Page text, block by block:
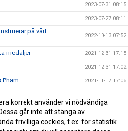
2023-07-31 08:15
2023-07-27 08:11
på vårt
2022-10-13 07:52
medaljer 2021-12-31 17:15
2021-12-31 17:02
Pham 2021-11-17 17:06
2021-09-22 08:53
2021-09-22 08:49
korrekt använder vi nödvändiga
går inte att stänga av.
frivilliga cookies, t.ex. för statistik